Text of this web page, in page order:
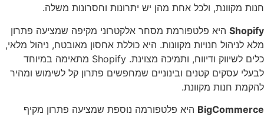
חנות מקוונת, ולכל אחת מהן יש יתרונות וחסרונות משלה.
Shopify היא פלטפורמת מסחר אלקטרוני מקיפה שמציעה פתרון
מלא לניהול חנויות מקוונות. היא כוללת אחסון מאובטח, ניהול מלאי,
כלים לשיווק ודיווח, ותמיכה מצוינת. Shopify מתאימה במיוחד
לבעלי עסקים קטנים ובינוניים שמחפשים פתרון קל לשימוש ומהיר
להקמת חנות מקוונת.
BigCommerce היא פלטפורמה נוספת שמציעה פתרון מקיף